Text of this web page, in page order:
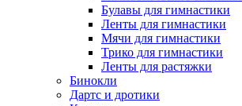
Булавы для гимнастики
Ленты для гимнастики
Мячи для гимнастики
Трико для гимнастики
Ленты для растяжки
Бинокли
Дартс и дротики